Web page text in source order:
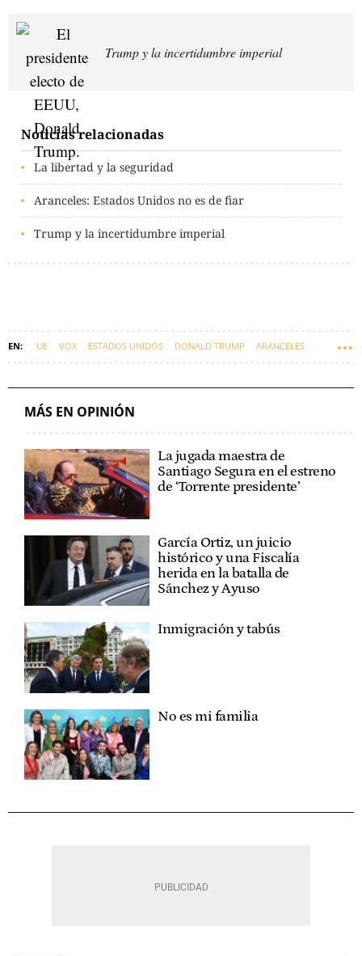
Trump y la incertidumbre imperial
Noticias relacionadas
La libertad y la seguridad
Aranceles: Estados Unidos no es de fiar
Trump y la incertidumbre imperial
UE VOX ESTADOS UNIDOS DONALD TRUMP ARANCELES
MÁS EN OPINIÓN
La jugada maestra de
Santiago Segura en el estreno
de ‘Torrente presidente’
García Ortiz, un juicio
histórico y una Fiscalía
herida en la batalla de
Sánchez y Ayuso
Inmigración y tabús
No es mi familia